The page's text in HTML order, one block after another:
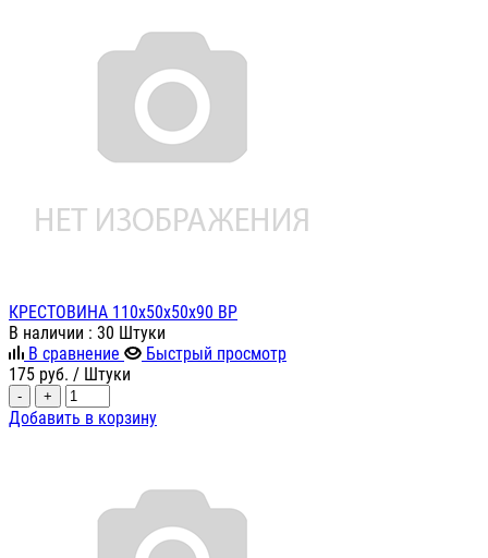
КРЕСТОВИНА 110х50х50х90 ВР
В наличии : 30 Штуки
В сравнение
Быстрый просмотр
175 руб. / Штуки
- +
Добавить в корзину